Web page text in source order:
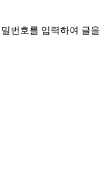
번호를 입력하여 글을